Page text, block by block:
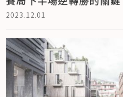
2023.12.01